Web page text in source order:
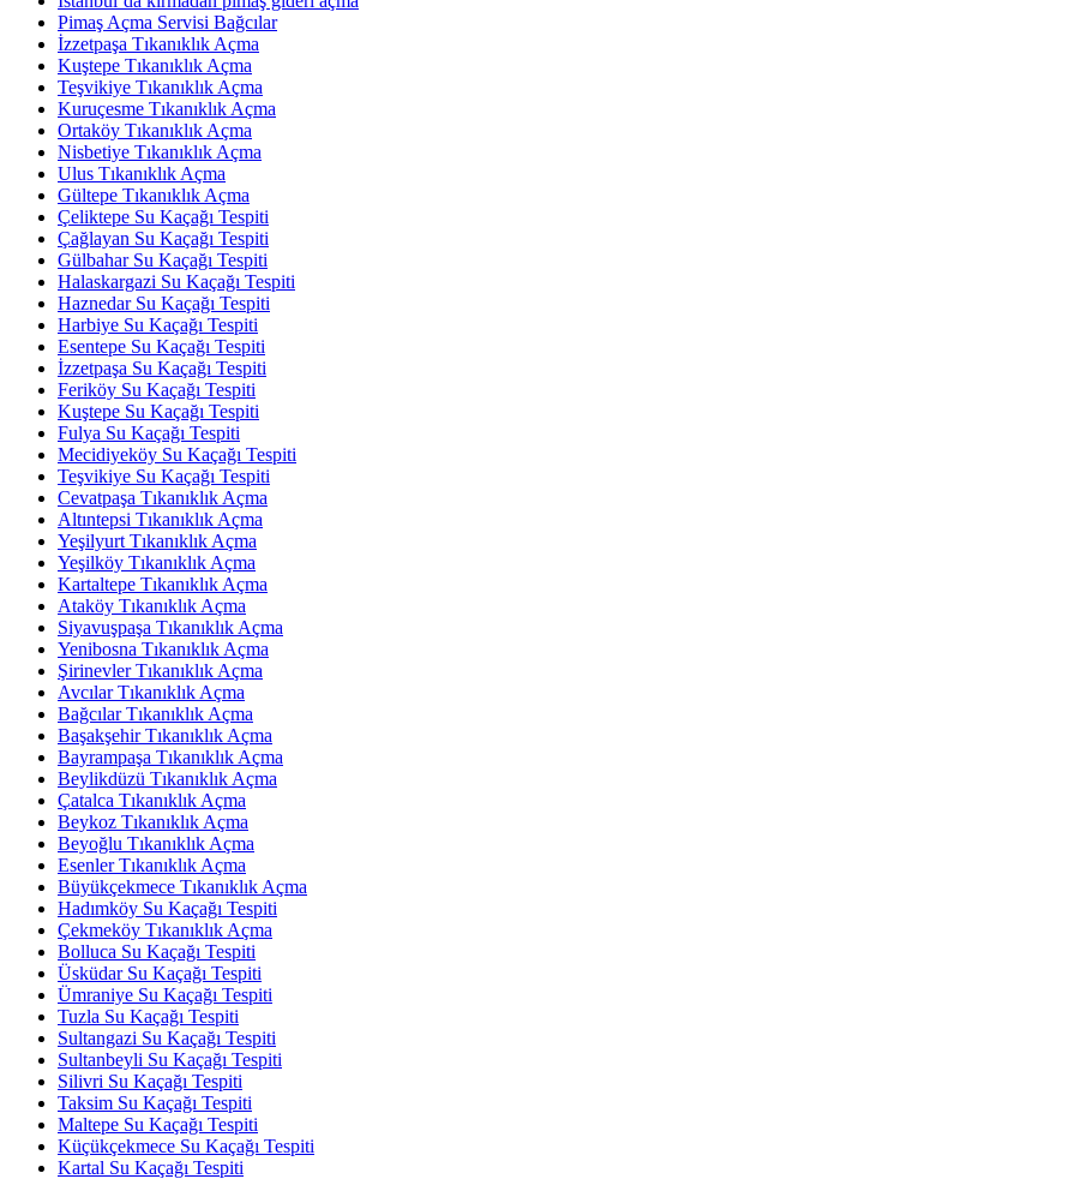
Pimaş Açma Servisi Bağcılar
İzzetpaşa Tıkanıklık Açma
Kuştepe Tıkanıklık Açma
Teşvikiye Tıkanıklık Açma
Kuruçesme Tıkanıklık Açma
Ortaköy Tıkanıklık Açma
Nisbetiye Tıkanıklık Açma
Ulus Tıkanıklık Açma
Gültepe Tıkanıklık Açma
Çeliktepe Su Kaçağı Tespiti
Çağlayan Su Kaçağı Tespiti
Gülbahar Su Kaçağı Tespiti
Halaskargazi Su Kaçağı Tespiti
Haznedar Su Kaçağı Tespiti
Harbiye Su Kaçağı Tespiti
Esentepe Su Kaçağı Tespiti
İzzetpaşa Su Kaçağı Tespiti
Feriköy Su Kaçağı Tespiti
Kuştepe Su Kaçağı Tespiti
Fulya Su Kaçağı Tespiti
Mecidiyeköy Su Kaçağı Tespiti
Teşvikiye Su Kaçağı Tespiti
Cevatpaşa Tıkanıklık Açma
Altıntepsi Tıkanıklık Açma
Yeşilyurt Tıkanıklık Açma
Yeşilköy Tıkanıklık Açma
Kartaltepe Tıkanıklık Açma
Ataköy Tıkanıklık Açma
Siyavuşpaşa Tıkanıklık Açma
Yenibosna Tıkanıklık Açma
Şirinevler Tıkanıklık Açma
Avcılar Tıkanıklık Açma
Bağcılar Tıkanıklık Açma
Başakşehir Tıkanıklık Açma
Bayrampaşa Tıkanıklık Açma
Beylikdüzü Tıkanıklık Açma
Çatalca Tıkanıklık Açma
Beykoz Tıkanıklık Açma
Beyoğlu Tıkanıklık Açma
Esenler Tıkanıklık Açma
Büyükçekmece Tıkanıklık Açma
Hadımköy Su Kaçağı Tespiti
Çekmeköy Tıkanıklık Açma
Bolluca Su Kaçağı Tespiti
Üsküdar Su Kaçağı Tespiti
Ümraniye Su Kaçağı Tespiti
Tuzla Su Kaçağı Tespiti
Sultangazi Su Kaçağı Tespiti
Sultanbeyli Su Kaçağı Tespiti
Silivri Su Kaçağı Tespiti
Taksim Su Kaçağı Tespiti
Maltepe Su Kaçağı Tespiti
Küçükçekmece Su Kaçağı Tespiti
Kartal Su Kaçağı Tespiti